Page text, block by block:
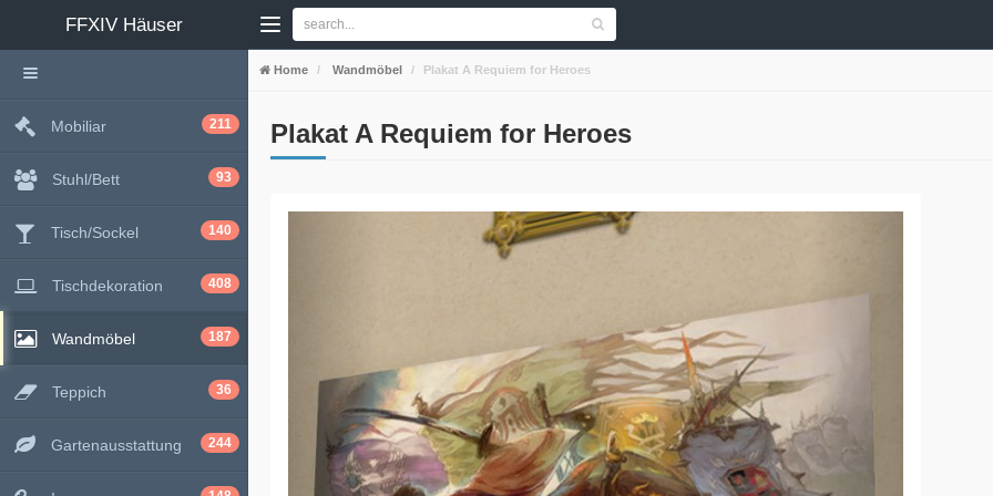
FFXIV Häuser
Home Wandmöbel Plakat A Requiem for Heroes
Plakat A Requiem for Heroes
Mobiliar 211
Stuhl/Bett 93
Tisch/Sockel 140
Tischdekoration 408
Wandmöbel 187
Teppich 36
Gartenausstattung 244